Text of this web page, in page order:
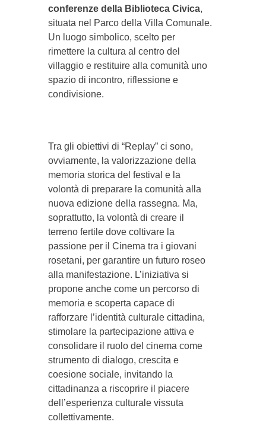
conferenze della Biblioteca Civica,
situata nel Parco della Villa Comunale.
Un luogo simbolico, scelto per
rimettere la cultura al centro del
villaggio e restituire alla comunità uno
spazio di incontro, riflessione e
condivisione.
Tra gli obiettivi di “Replay” ci sono,
ovviamente, la valorizzazione della
memoria storica del festival e la
volontà di preparare la comunità alla
nuova edizione della rassegna. Ma,
soprattutto, la volontà di creare il
terreno fertile dove coltivare la
passione per il Cinema tra i giovani
rosetani, per garantire un futuro roseo
alla manifestazione. L’iniziativa si
propone anche come un percorso di
memoria e scoperta capace di
rafforzare l’identità culturale cittadina,
stimolare la partecipazione attiva e
consolidare il ruolo del cinema come
strumento di dialogo, crescita e
coesione sociale, invitando la
cittadinanza a riscoprire il piacere
dell’esperienza culturale vissuta
collettivamente.